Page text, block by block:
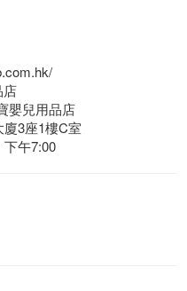
店
嬰兒用品店
3座1樓C室
午7:00